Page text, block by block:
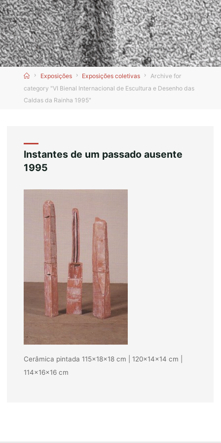
HomeExposições Exposições coletivas
Archive for
category "VI Bienal Internacional de Escultura e Desenho das
Caldas da Rainha 1995"
Instantes de um passado ausente
1995
Cerâmica pintada 115x18x18 cm | 120x14x14 cm |
114x16x16 cm